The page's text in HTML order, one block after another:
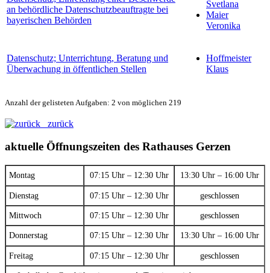
an behördliche Datenschutzbeauftragte bei
bayerischen Behörden
Svetlana
Maier
Veronika
Datenschutz; Unterrichtung, Beratung und
Überwachung in öffentlichen Stellen
Hoffmeister
Klaus
Anzahl der gelisteten Aufgaben: 2 von möglichen 219
zurück
aktuelle Öffnungszeiten des Rathauses Gerzen
Montag 07:15 Uhr – 12:30 Uhr 13:30 Uhr – 16:00 Uhr
Dienstag 07:15 Uhr – 12:30 Uhr geschlossen
Mittwoch 07:15 Uhr – 12:30 Uhr geschlossen
Donnerstag 07:15 Uhr – 12:30 Uhr 13:30 Uhr – 16:00 Uhr
Freitag 07:15 Uhr – 12:30 Uhr geschlossen